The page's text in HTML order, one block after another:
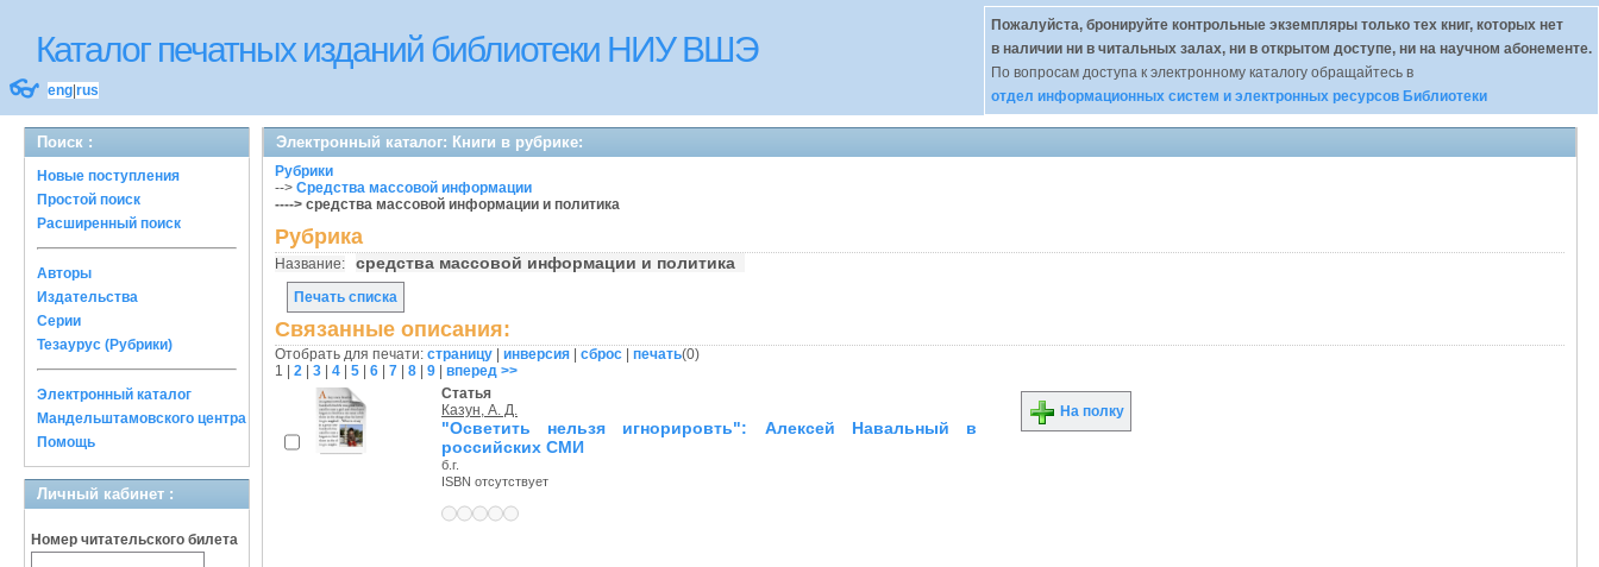
Каталог печатных изданий библиотеки НИУ ВШЭ
👓 eng rus
Пожалуйста, бронируйте контрольные экземпляры только тех книг, которых нет
в наличии ни в читальных залах, ни в открытом доступе, ни на научном абонементе.
По вопросам доступа к электронному каталогу обращайтесь в
отдел информационных систем и электронных ресурсов Библиотеки
Поиск :
Новые поступления
Простой поиск
Расширенный поиск
Авторы
Издательства
Серии
Тезаурус (Рубрики)
Электронный каталог
Мандельштамовского центра
Помощь
Личный кабинет :
Номер читательского билета
Электронный каталог: Книги в рубрике:
Рубрики
--> Средства массовой информации
----> средства массовой информации и политика
Рубрика
Название: средства массовой информации и политика
Печать списка
Связанные описания:
Отобрать для печати: страницу инверсия сброс печать(0)
1
2 3 4 5 6 7 8 9
вперед >>
Статья
Казун, А. Д.
"Осветить нельзя игнорировть": Алексей Навальный в
российских СМИ
б.г.
ISBN отсутствует
На полку